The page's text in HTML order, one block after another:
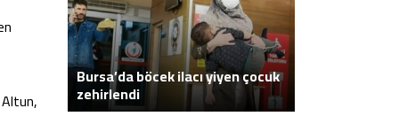
Bursa’da böcek ilacı yiyen çocuk
zehirlendi